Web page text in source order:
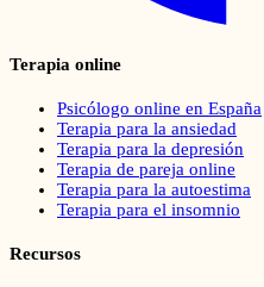
Terapia online
Psicólogo online en España
Terapia para la ansiedad
Terapia para la depresión
Terapia de pareja online
Terapia para la autoestima
Terapia para el insomnio
Recursos